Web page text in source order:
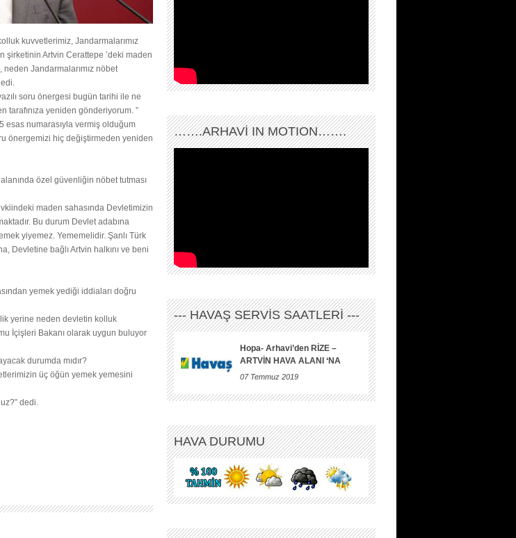
kuvvetlerimiz, Jandarmalarımız
şirketinin Artvin Cerattepe ’deki maden
Jandarmalarımız nöbet
soru önergesi bugün tarihi ile ne
tarafınıza yeniden gönderiyorum. ”
esas numarasıyla vermiş olduğum
önergemizi hiç değiştirmeden yeniden
özel güvenliğin nöbet tutması
maden sahasında Devletimizin
Bu durum Devlet adabına
yiyemez. Yememelidir. Şanlı Türk
Devletine bağlı Artvin halkını ve beni
yemek yediği iddiaları doğru
yerine neden devletin kolluk
İçişleri Bakanı olarak uygun buluyor
durumda mıdır?
üç öğün yemek yemesini
dedi.
…….ARHAVI IN MOTION…….
--- HAVAŞ SERVİS SAATLERİ ---
Hopa- Arhavi’den RİZE –
ARTVİN HAVA ALANI ‘NA
07 Temmuz 2019
HAVA DURUMU